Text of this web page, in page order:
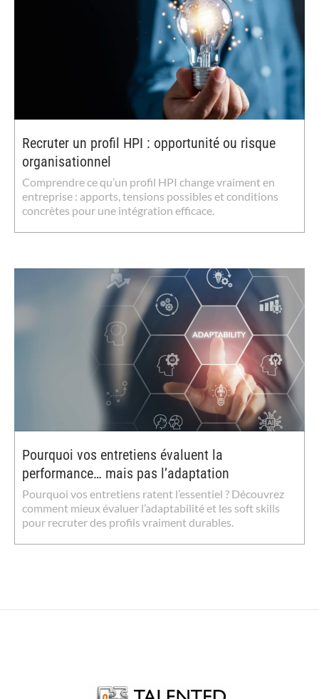
Recruter un profil HPI : opportunité ou risque
organisationnel
Comprendre ce qu’un profil HPI change vraiment en
entreprise : apports, tensions possibles et conditions
concrètes pour une intégration efficace.
Pourquoi vos entretiens évaluent la
performance… mais pas l’adaptation
Pourquoi vos entretiens ratent l’essentiel ? Découvrez
comment mieux évaluer l’adaptabilité et les soft skills
pour recruter des profils vraiment durables.